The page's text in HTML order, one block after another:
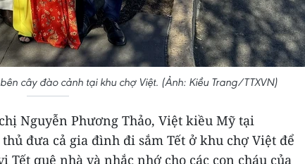
cây đào cảnh tại khu chợ Việt. (Ảnh: Kiều Trang/TTXVN)
Nguyễn Phương Thảo, Việt kiều Mỹ tại
đưa cả gia đình đi sắm Tết ở khu chợ Việt để
quê nhà và nhắc nhớ cho các con cháu của